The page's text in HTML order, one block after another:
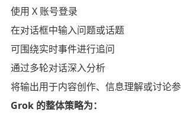
使用 X 账号登录
在对话框中输入问题或话题
可围绕实时事件进行追问
通过多轮对话深入分析
将输出用于内容创作、信息理解或讨论参
Grok 的整体策略为：